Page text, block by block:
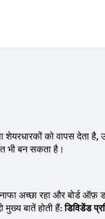
को वापस देता है,
भी बन सकता है।
अच्छा रहा और बोर्ड ऑफ़
मुख्य बातें होती हैं:डिविडेंड